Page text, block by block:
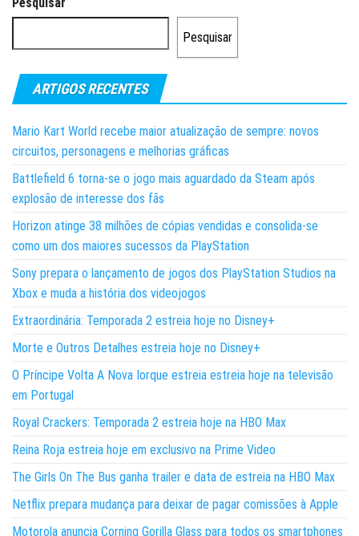
Pesquisar
ARTIGOS RECENTES
Mario Kart World recebe maior atualização de sempre: novos
circuitos, personagens e melhorias gráficas
Battlefield 6 torna-se o jogo mais aguardado da Steam após
explosão de interesse dos fãs
Horizon atinge 38 milhões de cópias vendidas e consolida-se
como um dos maiores sucessos da PlayStation
Sony prepara o lançamento de jogos dos PlayStation Studios na
Xbox e muda a história dos videojogos
Extraordinária: Temporada 2 estreia hoje no Disney+
Morte e Outros Detalhes estreia hoje no Disney+
O Príncipe Volta A Nova Iorque estreia estreia hoje na televisão
em Portugal
Royal Crackers: Temporada 2 estreia hoje na HBO Max
Reina Roja estreia hoje em exclusivo na Prime Video
The Girls On The Bus ganha trailer e data de estreia na HBO Max
Netflix prepara mudança para deixar de pagar comissões à Apple
Motorola anuncia Corning Gorilla Glass para todos os smartphones